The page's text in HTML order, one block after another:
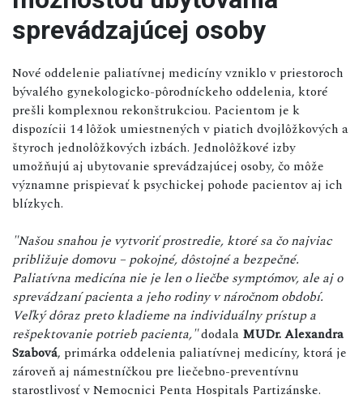
sprevádzajúcej osoby
Nové oddelenie paliatívnej medicíny vzniklo v priestoroch
bývalého gynekologicko-pôrodníckeho oddelenia, ktoré
prešli komplexnou rekonštrukciou. Pacientom je k
dispozícii 14 lôžok umiestnených v piatich dvojlôžkových a
štyroch jednolôžkových izbách. Jednolôžkové izby
umožňujú aj ubytovanie sprevádzajúcej osoby, čo môže
významne prispievať k psychickej pohode pacientov aj ich
blízkych.
"Našou snahou je vytvoriť prostredie, ktoré sa čo najviac
približuje domovu – pokojné, dôstojné a bezpečné.
Paliatívna medicína nie je len o liečbe symptómov, ale aj o
sprevádzaní pacienta a jeho rodiny v náročnom období.
Veľký dôraz preto kladieme na individuálny prístup a
rešpektovanie potrieb pacienta,"dodala MUDr. Alexandra
Szabová, primárka oddelenia paliatívnej medicíny, ktorá je
zároveň aj námestníčkou pre liečebno-preventívnu
starostlivosť v Nemocnici Penta Hospitals Partizánske.